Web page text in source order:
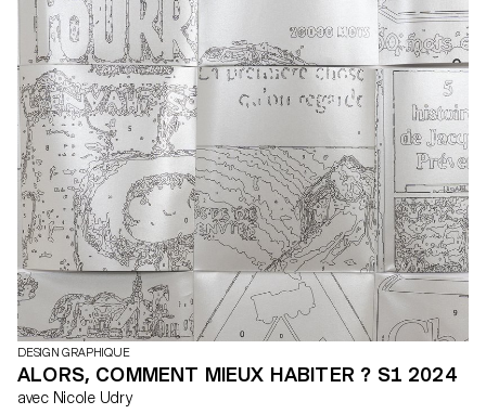
DESIGN GRAPHIQUE
ALORS, COMMENT MIEUX HABITER ? S1 2024
avec Nicole Udry